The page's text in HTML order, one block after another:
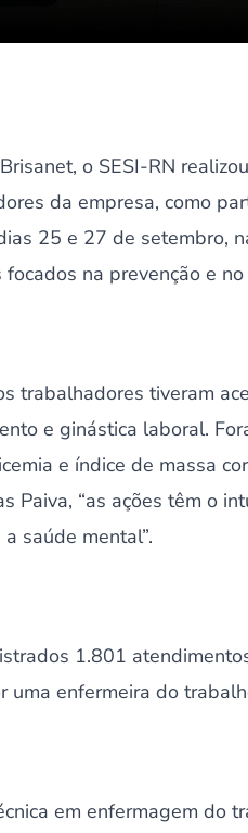
o SESI-RN
da empresa, como
25 e 27 de setembro,
focados na prevenção e
trabalhadores tiveram
e ginástica laboral.
e índice de massa
Paiva, “as ações têm o
saúde mental”.
1.801
uma enfermeira do
em enfermagem do